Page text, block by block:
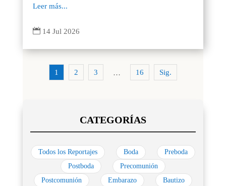
Leer más...
 14 Jul 2026
1 2 3 … 16 Sig.
Todos los Reportajes Boda
Preboda
Postboda
Precomunión
Postcomunión
Embarazo
Bautizo